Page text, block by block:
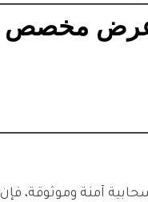
عرض مخصص
آمنة وموثوقة، فإن